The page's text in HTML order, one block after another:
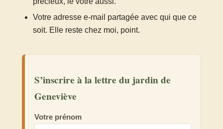
Votre adresse e-mail partagée avec qui que ce
soit. Elle reste chez moi, point.
S’inscrire à la lettre du jardin de
Geneviève
Votre prénom